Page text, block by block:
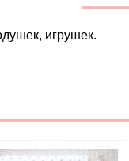
игрушек.